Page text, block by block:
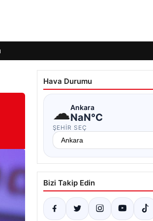
Hava Durumu
☁Ankara
NaN°C
ŞEHIR SEÇ
Bizi Takip Edin